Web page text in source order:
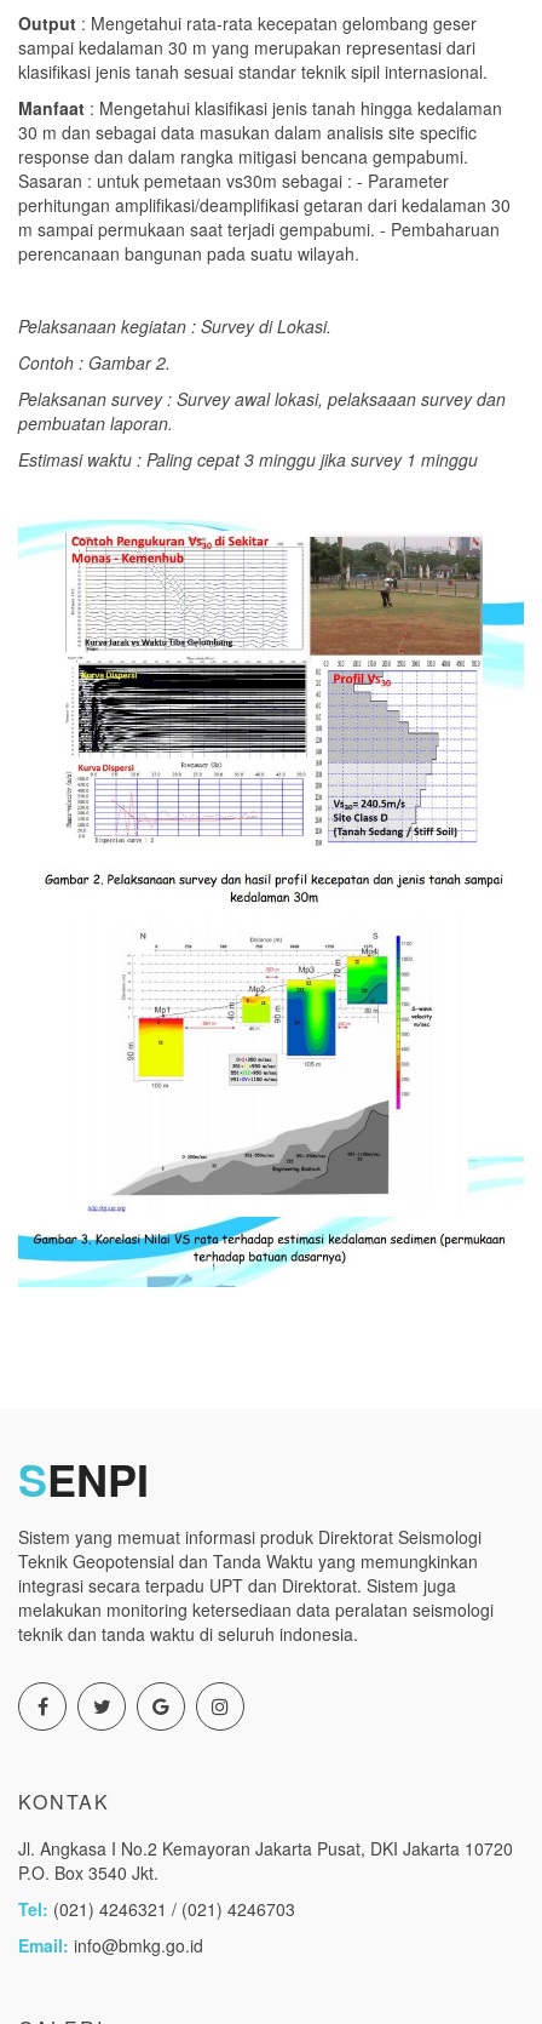
Output : Mengetahui rata-rata kecepatan gelombang geser
sampai kedalaman 30 m yang merupakan representasi dari
klasifikasi jenis tanah sesuai standar teknik sipil internasional.
Manfaat : Mengetahui klasifikasi jenis tanah hingga kedalaman
30 m dan sebagai data masukan dalam analisis site specific
response dan dalam rangka mitigasi bencana gempabumi.
Sasaran : untuk pemetaan vs30m sebagai : - Parameter
perhitungan amplifikasi/deamplifikasi getaran dari kedalaman 30
m sampai permukaan saat terjadi gempabumi. - Pembaharuan
perencanaan bangunan pada suatu wilayah.
Pelaksanaan kegiatan : Survey di Lokasi.
Contoh : Gambar 2.
Pelaksanan survey : Survey awal lokasi, pelaksaaan survey dan
pembuatan laporan.
Estimasi waktu : Paling cepat 3 minggu jika survey 1 minggu
SENPI
Sistem yang memuat informasi produk Direktorat Seismologi
Teknik Geopotensial dan Tanda Waktu yang memungkinkan
integrasi secara terpadu UPT dan Direktorat. Sistem juga
melakukan monitoring ketersediaan data peralatan seismologi
teknik dan tanda waktu di seluruh indonesia.
KONTAK
Jl. Angkasa I No.2 Kemayoran Jakarta Pusat, DKI Jakarta 10720
P.O. Box 3540 Jkt.
Tel: (021) 4246321 / (021) 4246703
Email: info@bmkg.go.id